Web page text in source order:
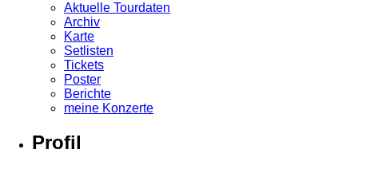
Aktuelle Tourdaten
Archiv
Karte
Setlisten
Tickets
Poster
Berichte
meine Konzerte
Profil